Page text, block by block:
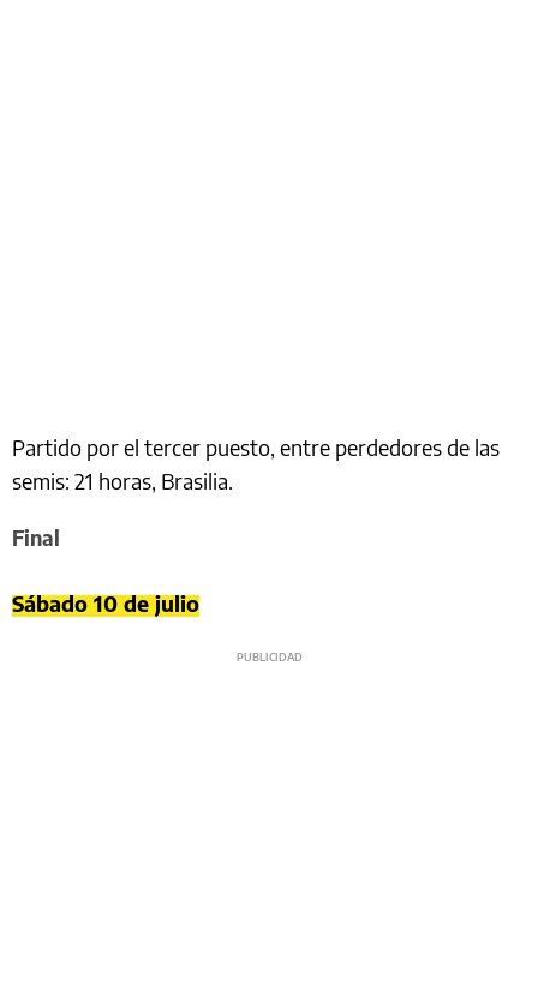
Partido por el tercer puesto, entre perdedores de las
semis: 21 horas, Brasilia.
Final
Sábado 10 de julio